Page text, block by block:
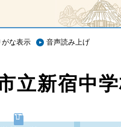
がな表示 音声読み上げ
立新宿中